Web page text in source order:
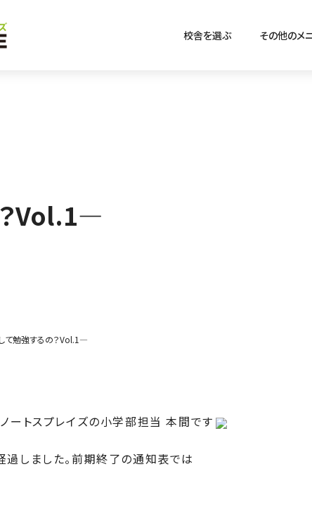
校舎を選ぶ その他のメ
Vol.1―
て勉強するの？Vol.1―
ートスプレイズの小学部担当 本間です
過しました。前期終了の通知表では